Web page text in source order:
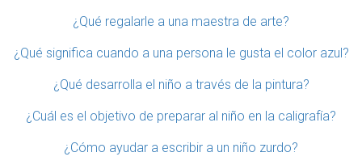
¿Qué regalarle a una maestra de arte?
¿Qué significa cuando a una persona le gusta el color azul?
¿Qué desarrolla el niño a través de la pintura?
¿Cuál es el objetivo de preparar al niño en la caligrafía?
¿Cómo ayudar a escribir a un niño zurdo?